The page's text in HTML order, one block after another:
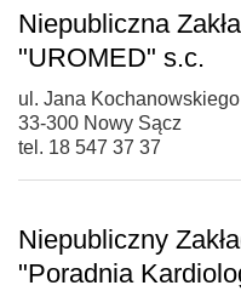
Niepubliczna
"UROMED" s.c.
ul. Jana
33-300 Nowy Sącz
tel. 18 547 37 37
Niepubliczny
"Poradnia